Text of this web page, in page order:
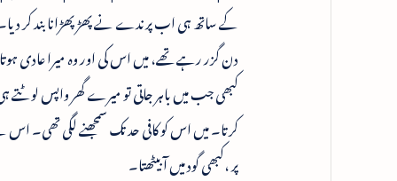
کے ساتھ ہی اب پرندے نے پھڑپھڑانا بند کر دیا۔
دن گزر رہے تھے، میں اس کی اور وہ میرا عادی
کبھی جب میں باہر جاتی تو میرے گھر واپس لوٹتے ہی
کرتا۔ میں اس کو کافی حد تک سمجھنے لگی تھی۔ اس
پر ،کبھی گود میں آ بیٹھتا۔